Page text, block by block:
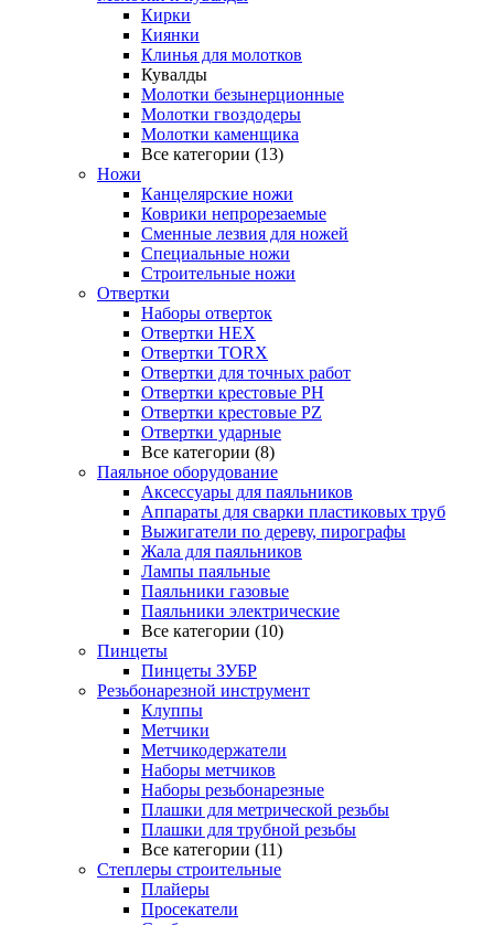
Кирки
Киянки
Клинья для молотков
Кувалды
Молотки безынерционные
Молотки гвоздодеры
Молотки каменщика
Все категории (13)
Ножи
Канцелярские ножи
Коврики непрорезаемые
Сменные лезвия для ножей
Специальные ножи
Строительные ножи
Отвертки
Наборы отверток
Отвертки HEX
Отвертки TORX
Отвертки для точных работ
Отвертки крестовые PH
Отвертки крестовые PZ
Отвертки ударные
Все категории (8)
Паяльное оборудование
Аксессуары для паяльников
Аппараты для сварки пластиковых труб
Выжигатели по дереву, пирографы
Жала для паяльников
Лампы паяльные
Паяльники газовые
Паяльники электрические
Все категории (10)
Пинцеты
Пинцеты ЗУБР
Резьбонарезной инструмент
Клуппы
Метчики
Метчикодержатели
Наборы метчиков
Наборы резьбонарезные
Плашки для метрической резьбы
Плашки для трубной резьбы
Все категории (11)
Степлеры строительные
Плайеры
Просекатели